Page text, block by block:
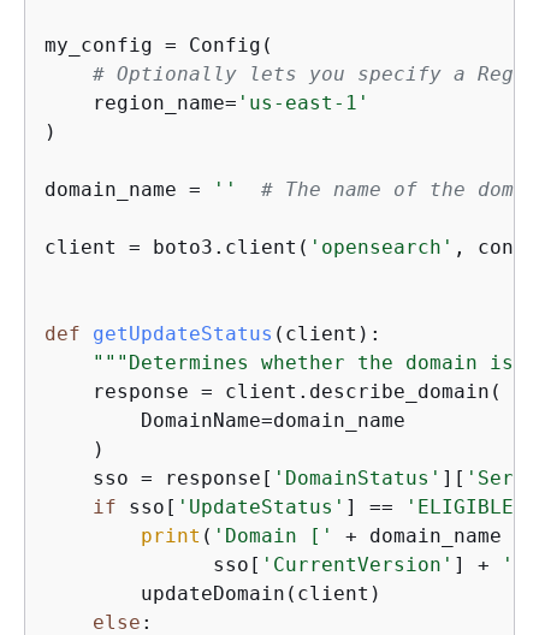
my_config = Config(
# Optionally lets you specify a
    region_name=
'us-east-1'
)
domain_name = '' # The name of the
client = boto3.client( 'opensearch' ,
def getUpdateStatus ( client ):
"""Determines whether the domain
    response = client.describe_domain(
        DomainName=domain_name
    )
    sso = response[
'DomainStatus' ][
if sso[ 'UpdateStatus' ] == 'ELIGIBLE'
print ( 'Domain [' + domain_name +
              sso[
'CurrentVersion' ] +
'
        updateDomain(client)
else :